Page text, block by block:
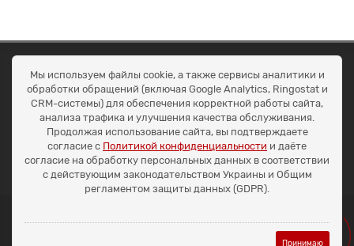
ОКЕАН ТРЕЙД
Договір публичної оферти
Доставка та оплата
Наші контакти
Умови повернення
+38 (099) 452-20-02
+38 (098) 492-20-02
office@ocean.biz.ua
Мы используем файлы cookie, а также сервисы аналитики и
обработки обращений (включая Google Analytics, Ringostat и
CRM-системы) для обеспечения корректной работы сайта,
анализа трафика и улучшения качества обслуживания.
Продолжая использование сайта, вы подтверждаете
согласие с Политикой конфиденциальности и даёте
согласие на обработку персональных данных в соответствии
с действующим законодательством Украины и Общим
регламентом защиты данных (GDPR).
Принимаю